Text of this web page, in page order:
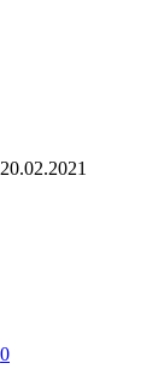
20.02.2021
0